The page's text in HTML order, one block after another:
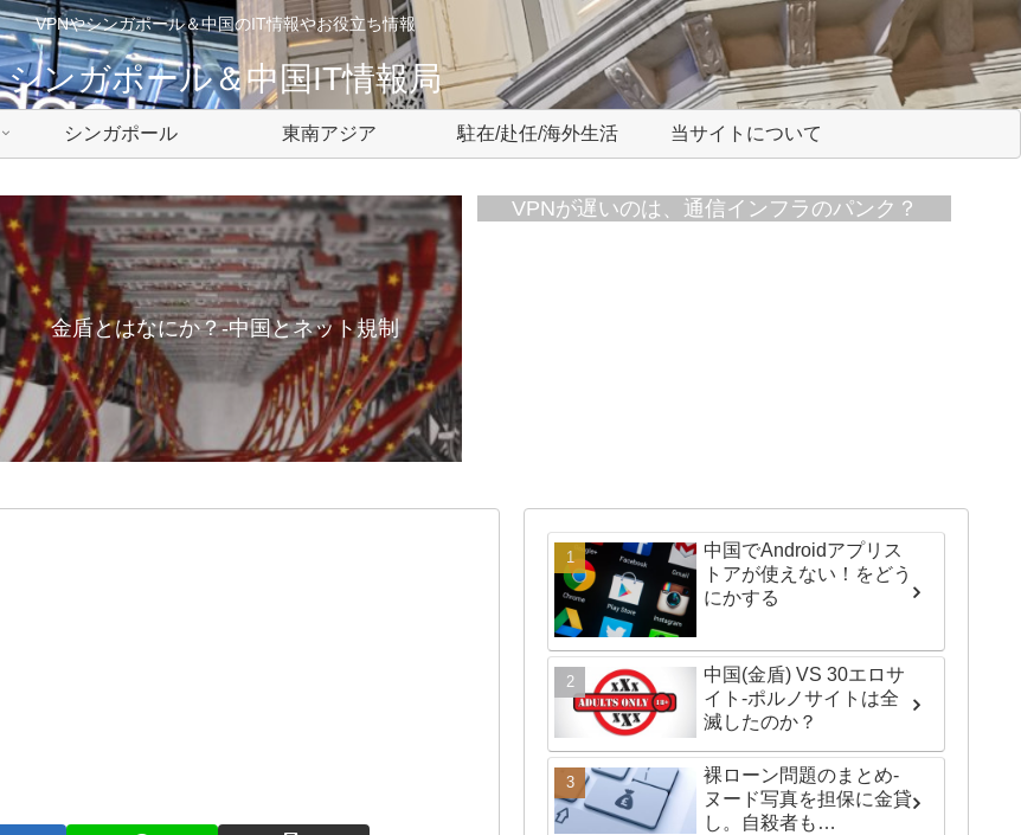
VPNやシンガポール＆中国のIT情報やお役立ち情報
シンガポール＆中国IT情報局
シンガポール 東南アジア 駐在/赴任/海外生活 当サイトについて
金盾とはなにか？-中国とネット規制
VPNが遅いのは、通信インフラのパンク？
中国でAndroidアプリス
トアが使えない！をどう
にかする
中国(金盾) VS 30エロサ
イト-ポルノサイトは全
滅したのか？
裸ローン問題のまとめ-
ヌード写真を担保に金貸
し。自殺者も…